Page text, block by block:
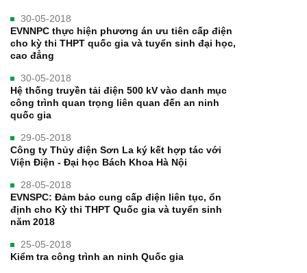
30-05-2018
EVNNPC thực hiện phương án ưu tiên cấp điện
cho kỳ thi THPT quốc gia và tuyển sinh đại học,
cao đẳng
30-05-2018
Hệ thống truyền tải điện 500 kV vào danh mục
công trình quan trọng liên quan đến an ninh
quốc gia
29-05-2018
Công ty Thủy điện Sơn La ký kết hợp tác với
Viện Điện - Đại học Bách Khoa Hà Nội
28-05-2018
EVNSPC: Đảm bảo cung cấp điện liên tục, ổn
định cho Kỳ thi THPT Quốc gia và tuyển sinh
năm 2018
25-05-2018
Kiểm tra công trình an ninh Quốc gia